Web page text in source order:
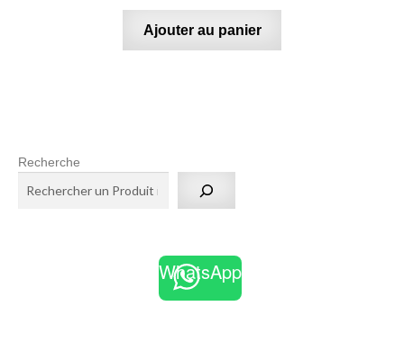
Ajouter au panier
Recherche
WhatsApp